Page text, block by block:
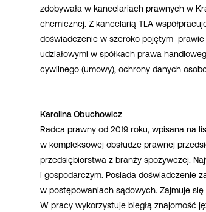
zdobywała w kancelariach prawnych w
chemicznej. Z kancelarią TLA
doświadczenie w szeroko pojętym
udziałowymi w spółkach prawa
cywilnego (umowy), ochrony danych
Karolina Obuchowicz
Radca prawny od 2019 roku, wpisana na
w kompleksowej obsłudze prawnej
przedsiębiorstwa z branży spożywczej.
i gospodarczym. Posiada doświadczenie
w postępowaniach sądowych. Zajmuje
W pracy wykorzystuje biegłą znajomość